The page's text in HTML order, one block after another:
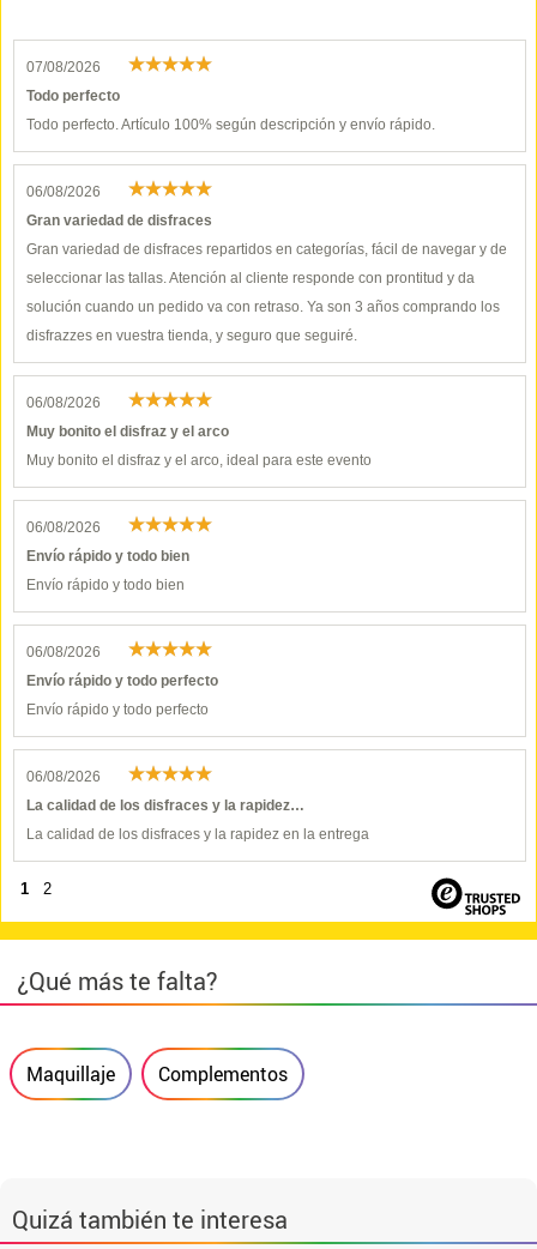
07/08/2026
Todo perfecto
Todo perfecto. Artículo 100% según descripción y envío rápido.
06/08/2026
Gran variedad de disfraces
Gran variedad de disfraces repartidos en categorías, fácil de navegar y de
seleccionar las tallas. Atención al cliente responde con prontitud y da
solución cuando un pedido va con retraso. Ya son 3 años comprando los
disfrazzes en vuestra tienda, y seguro que seguiré.
06/08/2026
Muy bonito el disfraz y el arco
Muy bonito el disfraz y el arco, ideal para este evento
06/08/2026
Envío rápido y todo bien
Envío rápido y todo bien
06/08/2026
Envío rápido y todo perfecto
Envío rápido y todo perfecto
06/08/2026
La calidad de los disfraces y la rapidez…
La calidad de los disfraces y la rapidez en la entrega
1 2
¿Qué más te falta?
Maquillaje Complementos
Quizá también te interesa